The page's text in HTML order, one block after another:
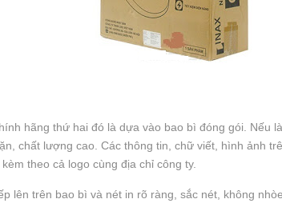
hãng thứ hai đó là dựa vào bao bì đóng gói. Nếu
chất lượng cao. Các thông tin, chữ viết, hình ảnh
theo cả logo cùng địa chỉ công ty.
lên trên bao bì và nét in rõ ràng, sắc nét, không